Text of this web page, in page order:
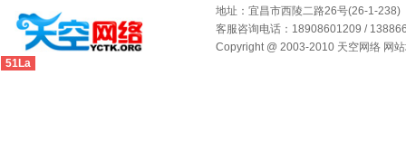
地址：宜昌市西陵二路26号(26-1-238)
客服咨询电话：18908601209 /
Copyright @ 2003-2010 天空网络 网
51La